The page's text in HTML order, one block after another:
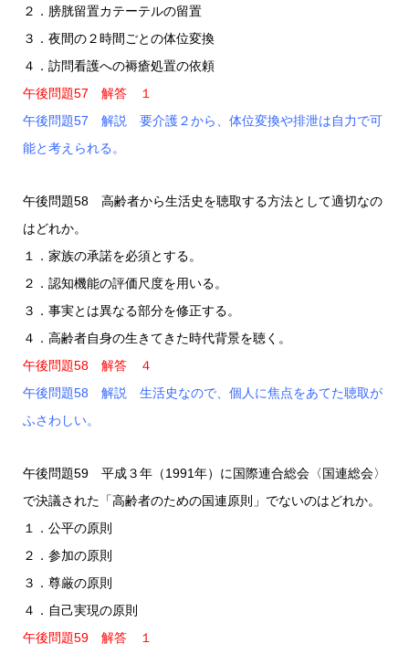
２．膀胱留置カテーテルの留置
３．夜間の２時間ごとの体位変換
４．訪問看護への褥瘡処置の依頼
午後問題57 解答 １
午後問題57 解説 要介護２から、体位変換や排泄は自力で可
能と考えられる。
午後問題58 高齢者から生活史を聴取する方法として適切なの
はどれか。
１．家族の承諾を必須とする。
２．認知機能の評価尺度を用いる。
３．事実とは異なる部分を修正する。
４．高齢者自身の生きてきた時代背景を聴く。
午後問題58 解答 ４
午後問題58 解説 生活史なので、個人に焦点をあてた聴取が
ふさわしい。
午後問題59 平成３年（1991年）に国際連合総会〈国連総会〉
で決議された「高齢者のための国連原則」でないのはどれか。
１．公平の原則
２．参加の原則
３．尊厳の原則
４．自己実現の原則
午後問題59 解答 １